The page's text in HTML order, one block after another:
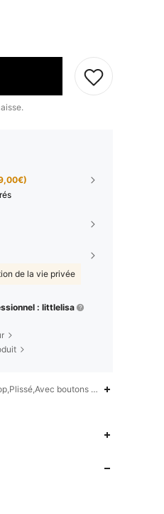
de la vie privée
: littlelisa
boutons devant